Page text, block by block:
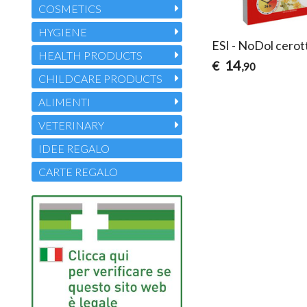
ESI - NoDol
€ 14,90
COSMETICS
HYGIENE
HEALTH PRODUCTS
CHILDCARE PRODUCTS
ALIMENTI
VETERINARY
IDEE REGALO
CARTE REGALO